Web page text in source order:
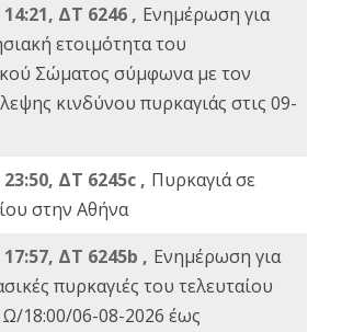
ΔΤ 6246 , Ενημέρωση για
ετοιμότητα του
Σώματος σύμφωνα με τον
κινδύνου πυρκαγιάς στις 09-
ΔΤ 6245c , Πυρκαγιά σε
στην Αθήνα
ΔΤ 6245b , Ενημέρωση για
πυρκαγιές του τελευταίου
18:00/06-08-2026 έως